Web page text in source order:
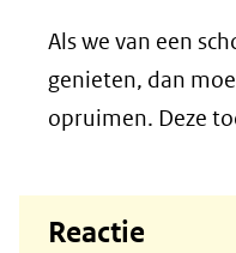
Als we van een
genieten, dan
opruimen. Deze
Reactie